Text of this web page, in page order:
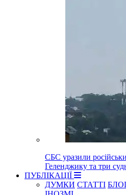
СБС уразили
Геленджику та три
ПУБЛІКАЦІЇ
ДУМКИ СТАТТІ